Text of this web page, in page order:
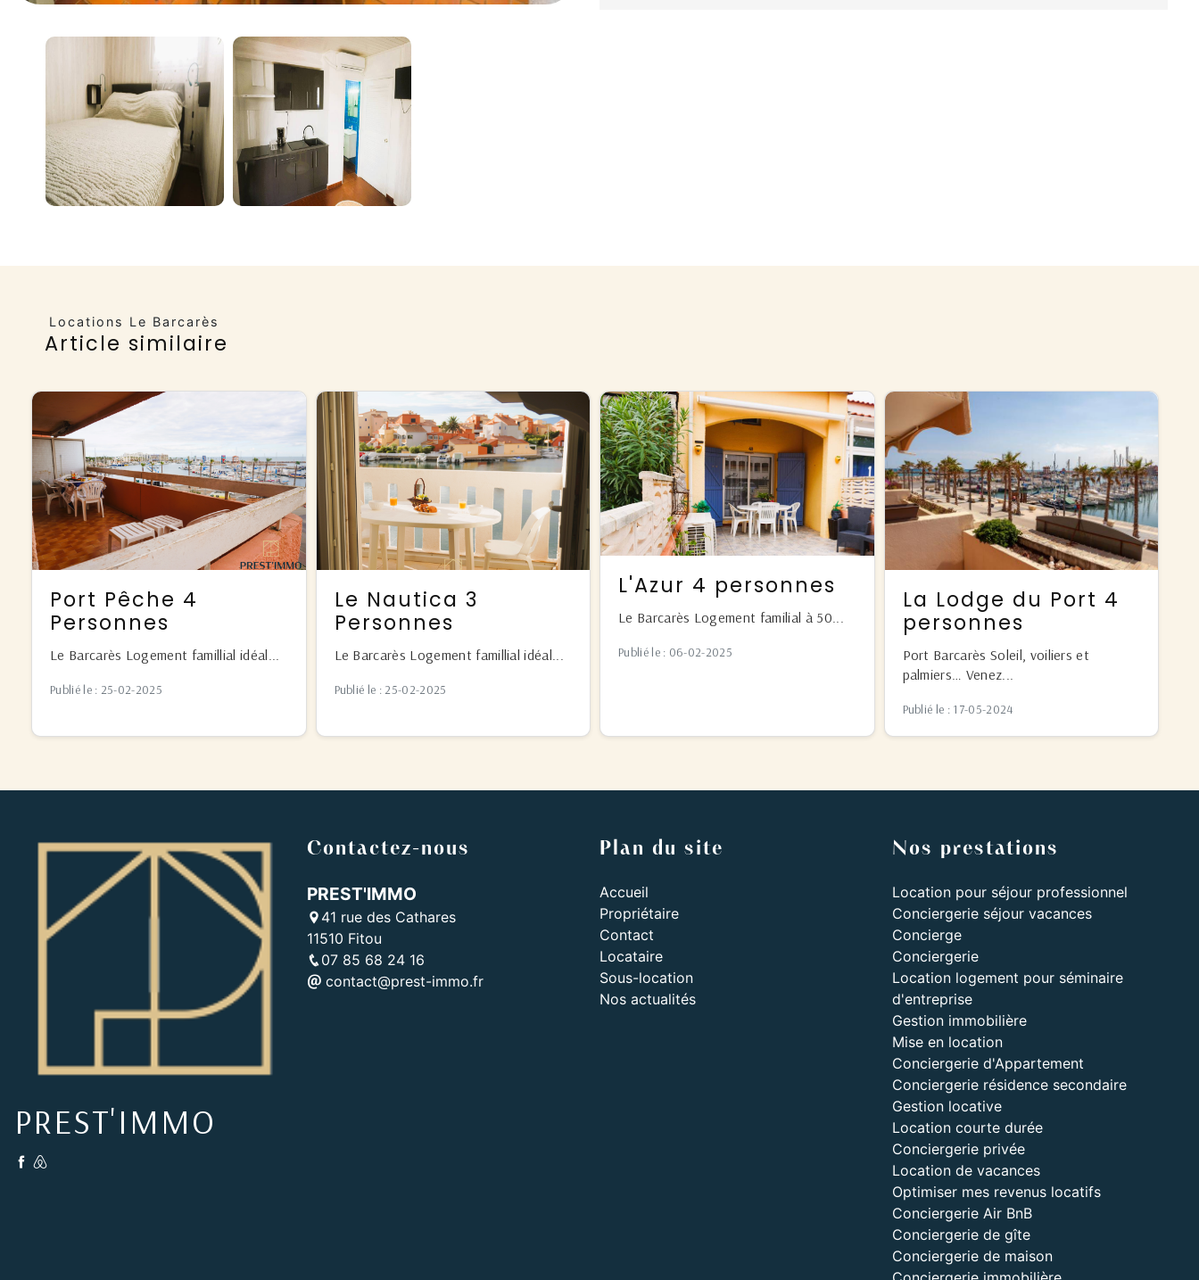
Locations Le Barcarès
Article similaire
Port Pêche 4
Personnes
Le Barcarès Logement famillial idéal...
Publié le : 25-02-2025
Le Nautica 3
Personnes
Le Barcarès Logement famillial idéal...
Publié le : 25-02-2025
L'Azur 4 personnes
Le Barcarès Logement familial à 50...
Publié le : 06-02-2025
La Lodge du Port 4
personnes
Port Barcarès Soleil, voiliers et
palmiers… Venez...
Publié le : 17-05-2024
PREST'IMMO
Contactez-nous
PREST'IMMO
41 rue des Cathares
11510 Fitou
07 85 68 24 16
contact@prest-immo.fr
Plan du site
Accueil
Propriétaire
Contact
Locataire
Sous-location
Nos actualités
Nos prestations
Location pour séjour professionnel
Conciergerie séjour vacances
Concierge
Conciergerie
Location logement pour séminaire
d'entreprise
Gestion immobilière
Mise en location
Conciergerie d'Appartement
Conciergerie résidence secondaire
Gestion locative
Location courte durée
Conciergerie privée
Location de vacances
Optimiser mes revenus locatifs
Conciergerie Air BnB
Conciergerie de gîte
Conciergerie de maison